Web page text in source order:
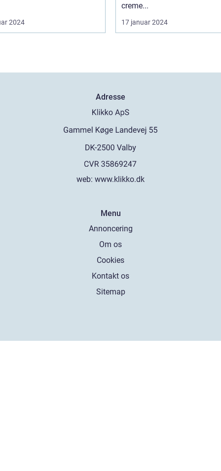
2024
creme...
17 januar 2024
Adresse
web: www.klikko.dk
Menu
Annoncering
Om os
Cookies
Kontakt os
Sitemap